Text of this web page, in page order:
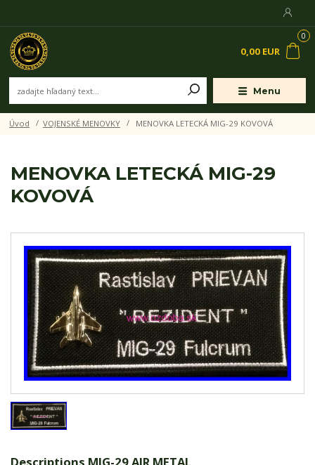
Menu
0
0,00 EUR
Úvod VOJENSKÉ MENOVKY MENOVKA LETECKÁ MIG-29 KOVOVÁ
MENOVKA LETECKÁ MIG-29
KOVOVÁ